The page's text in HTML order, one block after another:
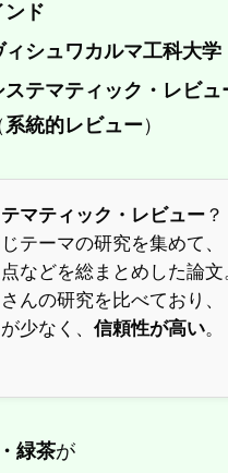
ンド
ィシュワカルマ工科大学
ステマティック・レビュ
系統的レビュー）
マティック・レビュー？
テーマの研究を集めて、
などを総まとめした論文
んの研究を比べており、
少なく、 信頼性が高い。
緑茶が